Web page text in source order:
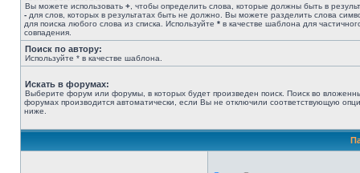
Вы можете использовать + , чтобы определить слова, которые должны быть в
- для слов, которых в результатах быть не должно. Вы можете разделить слова
для поиска любого слова из списка. Используйте * в качестве шаблона для
совпадения.
Поиск по автору:
Используйте * в качестве шаблона.
Искать в форумах:
Выберите форум или форумы, в которых будет произведен поиск. Поиск во
форумах производится автоматически, если Вы не отключили соответствующую
ниже.